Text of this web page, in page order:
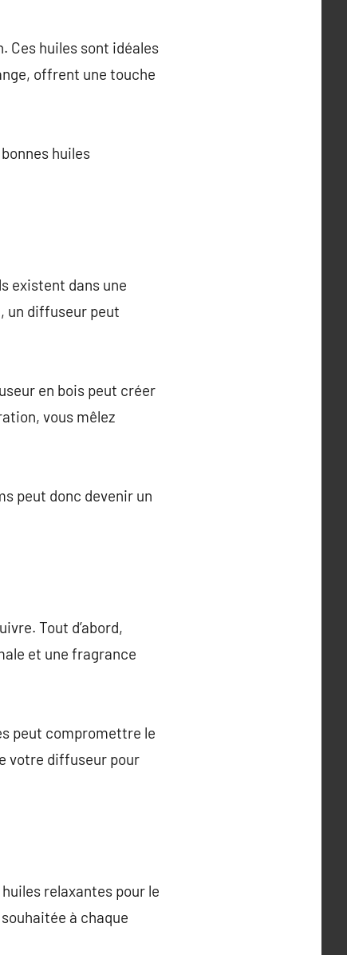
Ces huiles sont idéales
offrent une touche
huiles
existent dans une
un diffuseur peut
en bois peut créer
vous mêlez
peut donc devenir un
Tout d’abord,
et une fragrance
peut compromettre le
votre diffuseur pour
relaxantes pour le
à chaque